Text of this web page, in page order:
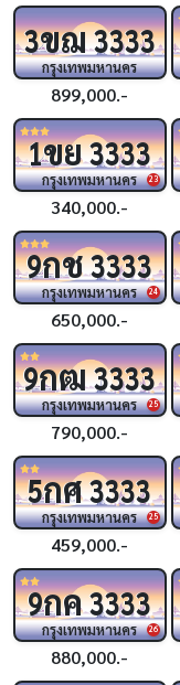
3ขฌ3333
กรุงเทพมหานคร
899,000.-
23
1ขย3333
กรุงเทพมหานคร
340,000.-
24
9กช3333
กรุงเทพมหานคร
650,000.-
25
9กฒ3333
กรุงเทพมหานคร
790,000.-
25
5กศ3333
กรุงเทพมหานคร
459,000.-
26
9กค3333
กรุงเทพมหานคร
880,000.-